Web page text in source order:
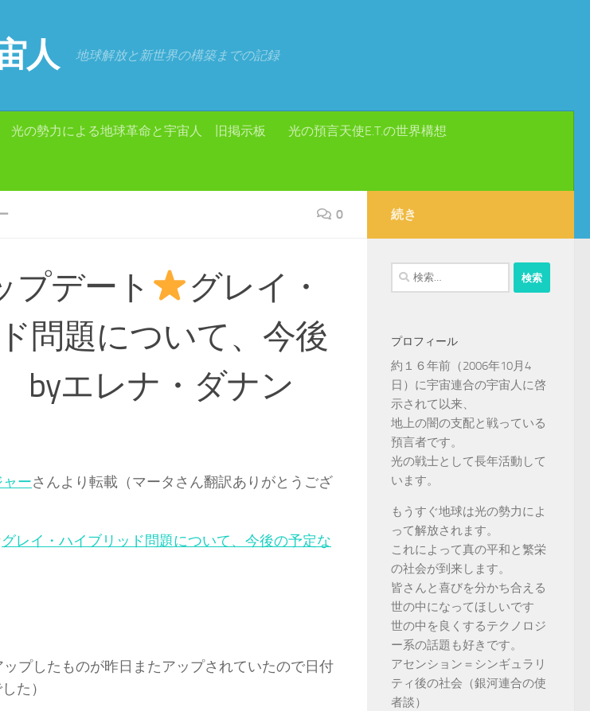
人 地球解放と新世界の構築までの記録
光の勢力による地球革命と宇宙人 旧掲示板 光の預言天使E.T.の世界構想
0
プデート
グレイ・
問題について、今後
byエレナ・ダナン
ーさんより転載（マータさん翻訳ありがとうござ
グレイ・ハイブリッド問題について、今後の予定な
ップしたものが昨日またアップされていたので日付
た）
続き
検
索:
プロフィール
約１６年前（2006年10月4
日）に宇宙連合の宇宙人に啓
示されて以来、
地上の闇の支配と戦っている
預言者です。
光の戦士として長年活動して
います。
もうすぐ地球は光の勢力によ
って解放されます。
これによって真の平和と繁栄
の社会が到来します。
皆さんと喜びを分かち合える
世の中になってほしいです
世の中を良くするテクノロジ
ー系の話題も好きです。
アセンション＝シンギュラリ
ティ後の社会（銀河連合の使
者談）